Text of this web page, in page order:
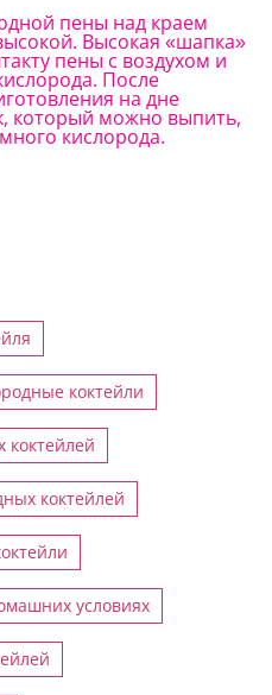
пены над краем
Высокая «шапка»
пены с воздухом и
После
на дне
который можно выпить,
кислорода.
коктейли
коктейлей
коктейлей
условиях